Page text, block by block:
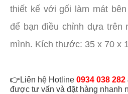
thiết kế với gối làm mát
để bạn điều chỉnh dựa trên
mình. Kích thước: 35 x 70 x
👉 Liên hệ Hotline 0934 038 282
được tư vấn và đặt hàng nhanh